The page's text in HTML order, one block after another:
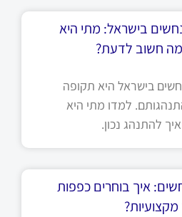
בישראל: מתי היא
חשוב לדעת?
בישראל היא תקופה
למדו מתי היא
להתנהג נכון.
איך בוחרים כפפות
מקצועיות?